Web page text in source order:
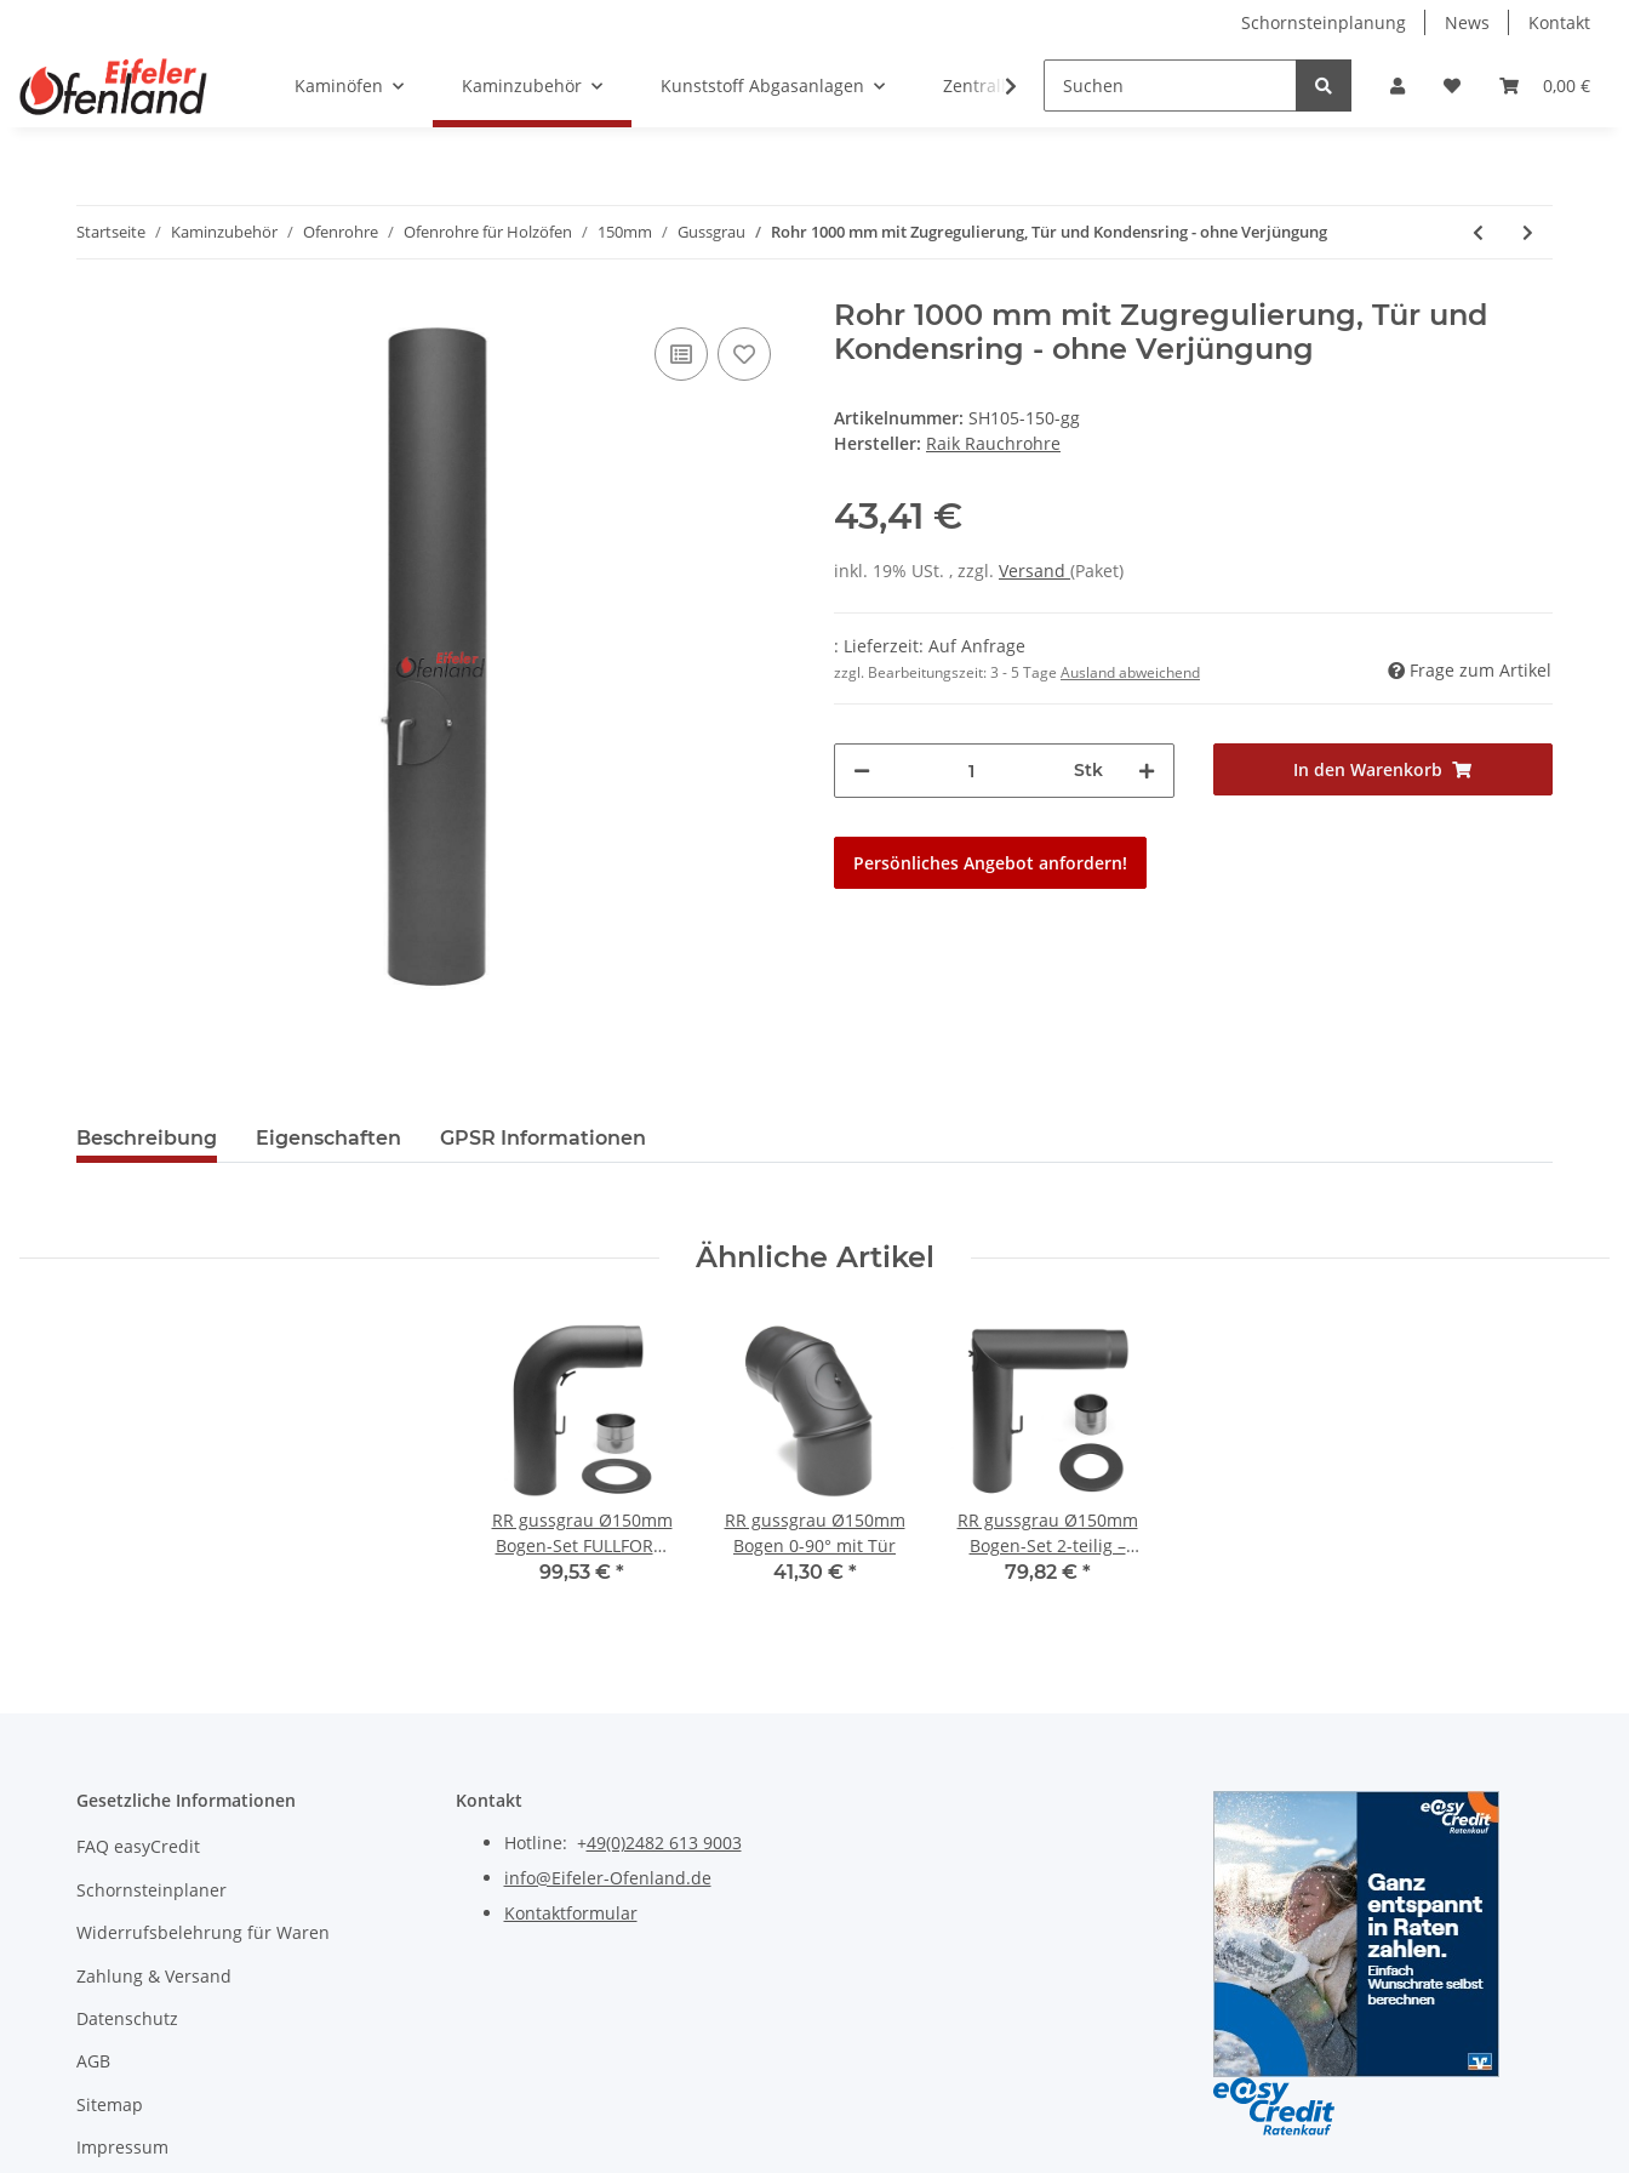
Schornsteinplanung News Kontakt
0,00 €
Kaminöfen Kaminzubehör Kunststoff Abgasanlagen Zentralheizungen
Startseite Kaminzubehör Ofenrohre Ofenrohre für Holzöfen 150mm Gussgrau Rohr 1000 mm mit Zugregulierung, Tür und Kondensring - ohne Verjüngung
Rohr 1000 mm mit Zugregulierung, Tür und
Kondensring - ohne Verjüngung
Artikelnummer: SH105-150-gg
Hersteller: Raik Rauchrohre
43,41 €
inkl. 19% USt. , zzgl. Versand (Paket)
: Lieferzeit: Auf Anfrage
zzgl. Bearbeitungszeit:3 - 5 Tage Ausland abweichend Frage zum Artikel
Stk In den Warenkorb
Persönliches Angebot anfordern!
Beschreibung Eigenschaften GPSR Informationen
Ähnliche Artikel
RR gussgrau Ø150mm
Bogen-Set FULLFORM
rund
99,53 € *
RR gussgrau Ø150mm
Bogen 0-90° mit Tür
41,30 € *
RR gussgrau Ø150mm
Bogen-Set 2-teilig –
eckig
79,82 € *
Gesetzliche Informationen
FAQ easyCredit
Schornsteinplaner
Widerrufsbelehrung für Waren
Zahlung & Versand
Datenschutz
AGB
Sitemap
Impressum
Kontakt
Hotline: +49(0)2482 613 9003
info@Eifeler-Ofenland.de
Kontaktformular